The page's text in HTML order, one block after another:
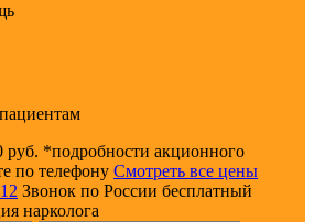
руб. *подробности акционного
по телефону Смотреть все цены
Звонок по России бесплатный
нарколога